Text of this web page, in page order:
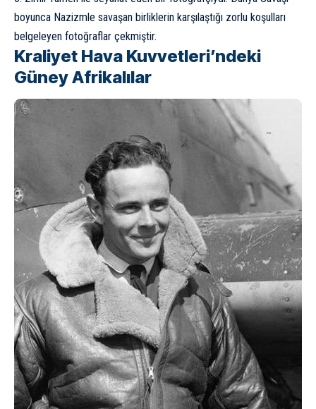
boyunca Nazizmle savaşan birliklerin karşılaştığı zorlu koşulları
belgeleyen fotoğraflar çekmiştir.
Kraliyet Hava Kuvvetleri’ndeki
Güney Afrikalılar